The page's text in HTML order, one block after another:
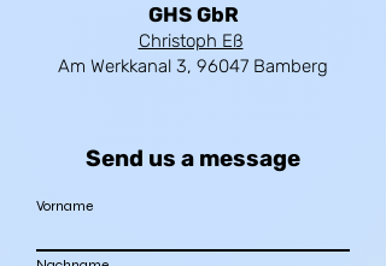
GHS GbR
Christoph Eß
Am Werkkanal 3, 96047 Bamberg
Send us a message
Vorname